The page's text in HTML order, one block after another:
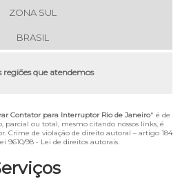
ZONA SUL
BRASIL
regiões que atendemos
Contator para Interruptor Rio de Janeiro" é de
parcial ou total, mesmo citando nossos links, é
Crime de violação de direito autoral – artigo 184
9610/98 - Lei de direitos autorais.